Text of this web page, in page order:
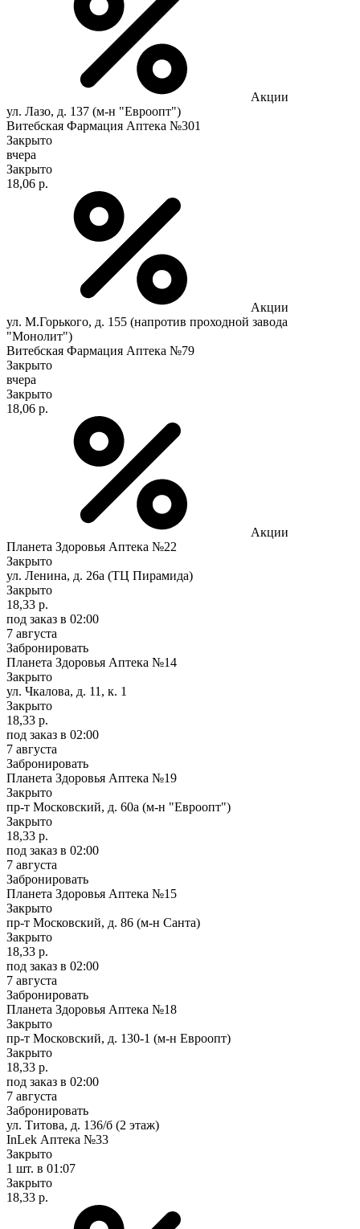
Акции
ул. Лазо, д. 137 (м-н "Евроопт")
Витебская Фармация Аптека №301
Закрыто
вчера
Закрыто
18,06 р.
Акции
ул. М.Горького, д. 155 (напротив проходной завода
"Монолит")
Витебская Фармация Аптека №79
Закрыто
вчера
Закрыто
18,06 р.
Акции
Планета Здоровья Аптека №22
Закрыто
ул. Ленина, д. 26а (ТЦ Пирамида)
Закрыто
18,33 р.
под заказ в 02:00
7 августа
Забронировать
Планета Здоровья Аптека №14
Закрыто
ул. Чкалова, д. 11, к. 1
Закрыто
18,33 р.
под заказ в 02:00
7 августа
Забронировать
Планета Здоровья Аптека №19
Закрыто
пр-т Московский, д. 60а (м-н "Евроопт")
Закрыто
18,33 р.
под заказ в 02:00
7 августа
Забронировать
Планета Здоровья Аптека №15
Закрыто
пр-т Московский, д. 86 (м-н Санта)
Закрыто
18,33 р.
под заказ в 02:00
7 августа
Забронировать
Планета Здоровья Аптека №18
Закрыто
пр-т Московский, д. 130-1 (м-н Евроопт)
Закрыто
18,33 р.
под заказ в 02:00
7 августа
Забронировать
ул. Титова, д. 136/б (2 этаж)
InLek Аптека №33
Закрыто
1 шт. в 01:07
Закрыто
18,33 р.